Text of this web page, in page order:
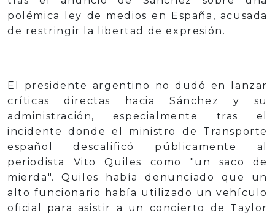
polémica ley de medios en España, acusada
de restringir la libertad de expresión.
El presidente argentino no dudó en lanzar
críticas directas hacia Sánchez y su
administración, especialmente tras el
incidente donde el ministro de Transporte
español descalificó públicamente al
periodista Vito Quiles como "un saco de
mierda". Quiles había denunciado que un
alto funcionario había utilizado un vehículo
oficial para asistir a un concierto de Taylor